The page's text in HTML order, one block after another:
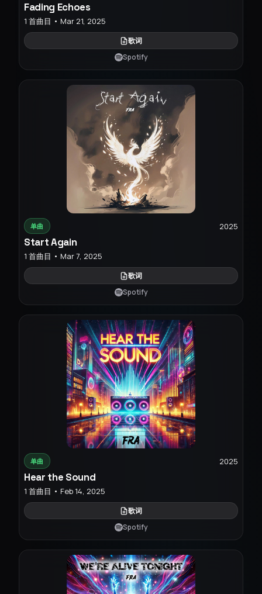
Fading Echoes
1 首曲目 • Mar 21, 2025
歌词
Spotify
单曲 2025
Start Again
1 首曲目 • Mar 7, 2025
歌词
Spotify
单曲 2025
Hear the Sound
1 首曲目 • Feb 14, 2025
歌词
Spotify